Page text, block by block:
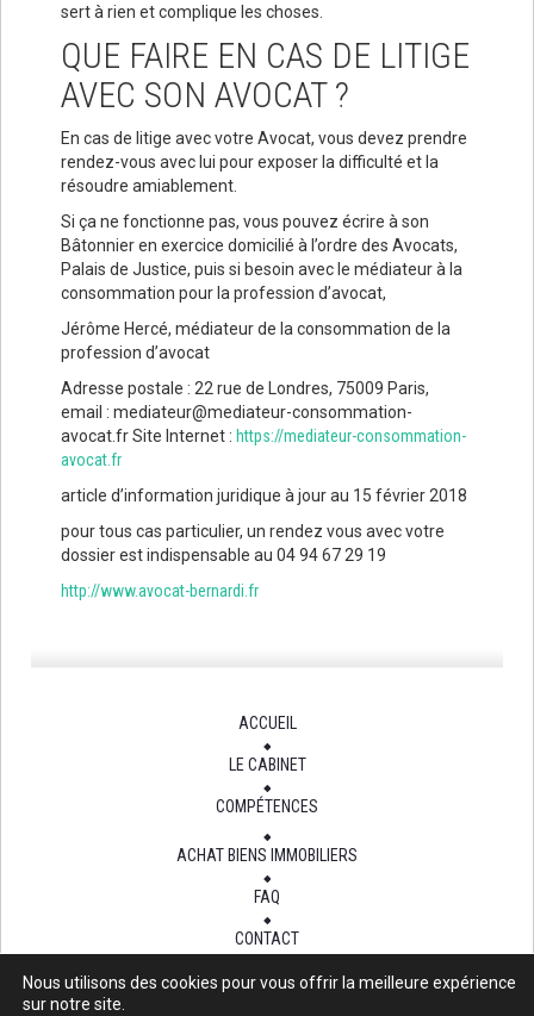
sert à rien et complique les choses.
QUE FAIRE EN CAS DE LITIGE
AVEC SON AVOCAT ?
En cas de litige avec votre Avocat, vous devez prendre
rendez-vous avec lui pour exposer la difficulté et la
résoudre amiablement.
Si ça ne fonctionne pas, vous pouvez écrire à son
Bâtonnier en exercice domicilié à l’ordre des Avocats,
Palais de Justice, puis si besoin avec le médiateur à la
consommation pour la profession d’avocat,
Jérôme Hercé, médiateur de la consommation de la
profession d’avocat
Adresse postale : 22 rue de Londres, 75009 Paris,
email : mediateur@mediateur-consommation-
avocat.fr Site Internet : https://mediateur-consommation-
avocat.fr
article d’information juridique à jour au 15 février 2018
pour tous cas particulier, un rendez vous avec votre
dossier est indispensable au 04 94 67 29 19
http://www.avocat-bernardi.fr
ACCUEIL
LE CABINET
COMPÉTENCES
ACHAT BIENS IMMOBILIERS
FAQ
CONTACT
Nous utilisons des cookies pour vous offrir la meilleure expérience
sur notre site.